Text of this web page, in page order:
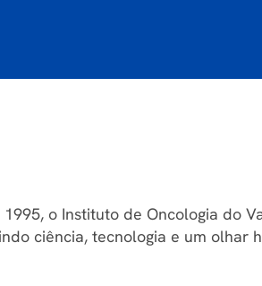
o Instituto de Oncologia do
ciência, tecnologia e um